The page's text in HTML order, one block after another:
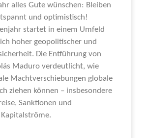
alles Gute wünschen: Bleiben
und optimistisch!
startet in einem Umfeld
hoher geopolitischer und
Die Entführung von
Maduro verdeutlicht, wie
Machtverschiebungen globale
ziehen können – insbesondere
Sanktionen und